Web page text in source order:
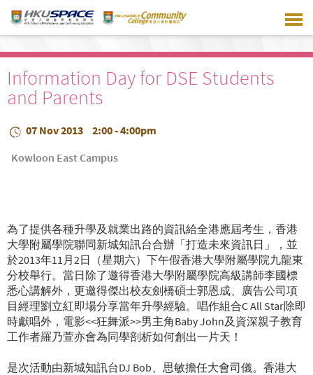
main
Information Day for DSE Students
and Parents
07 Nov 2013
2:00 - 4:00pm
Kowloon East Campus
為了提供各種升學及就業出路的資訊給全港應屆考生，香港
大學附屬學院聯同新城知訊台合辦「打造未來資訊日」，並
於2013年11月2日（星期六）下午假香港大學附屬學院九龍東
分校舉行。當日除了邀得香港大學附屬學院高級講師李國標
悉心講解外，更邀得傑出校友劍橋碩士郭恩成、廣告公司項
目經理劉立紅即場分享當年升學經驗。唱作組合C All Star除即
時獻唱外，電影<<狂舞派>>男主角Baby John及資深親子教育
工作者羅乃萱亦會為同學剖析如何創出一片天！
是次活動由新城知訊台DJ Bob、思敏擔任大會司儀。香港大